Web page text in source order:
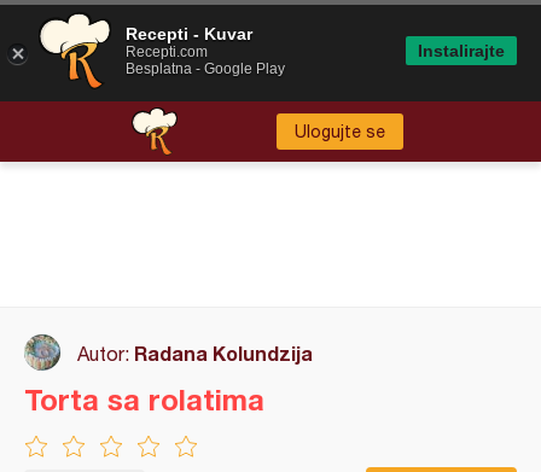
Ulogujte se
Autor: Radana Kolundzija
Torta sa rolatima
Recepti - Kuvar
Recepti.com
Besplatna - Google Play
Instalirajte